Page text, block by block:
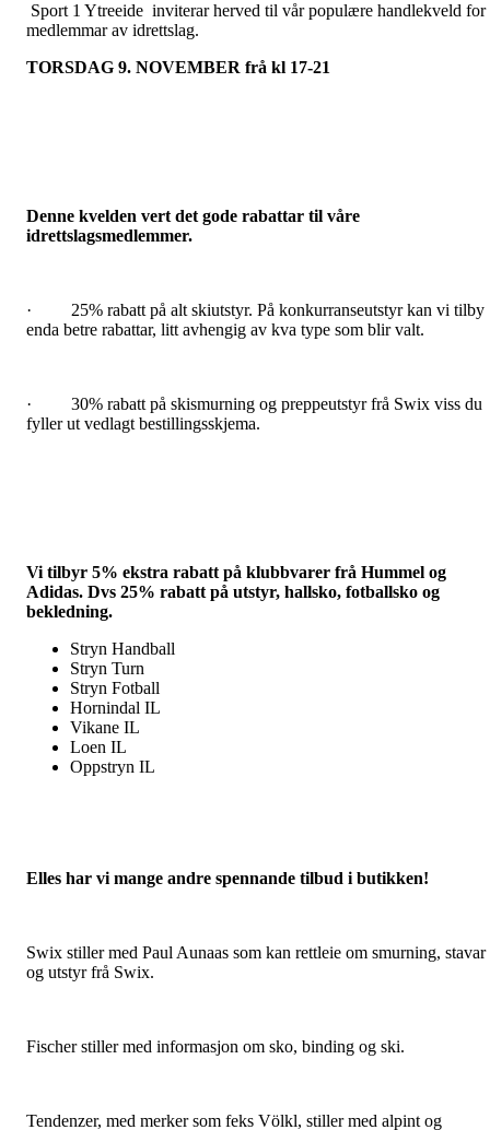
Sport 1 Ytreeide inviterar herved til vår populære handlekveld for
medlemmar av idrettslag.
TORSDAG 9. NOVEMBER frå kl 17-21
Denne kvelden vert det gode rabattar til våre
idrettslagsmedlemmer.
· 25% rabatt på alt skiutstyr. På konkurranseutstyr kan vi tilby
enda betre rabattar, litt avhengig av kva type som blir valt.
· 30% rabatt på skismurning og preppeutstyr frå Swix viss du
fyller ut vedlagt bestillingsskjema.
Vi tilbyr 5% ekstra rabatt på klubbvarer frå Hummel og
Adidas. Dvs 25% rabatt på utstyr, hallsko, fotballsko og
bekledning.
Stryn Handball
Stryn Turn
Stryn Fotball
Hornindal IL
Vikane IL
Loen IL
Oppstryn IL
Elles har vi mange andre spennande tilbud i butikken!
Swix stiller med Paul Aunaas som kan rettleie om smurning, stavar
og utstyr frå Swix.
Fischer stiller med informasjon om sko, binding og ski.
Tendenzer, med merker som feks Völkl, stiller med alpint og